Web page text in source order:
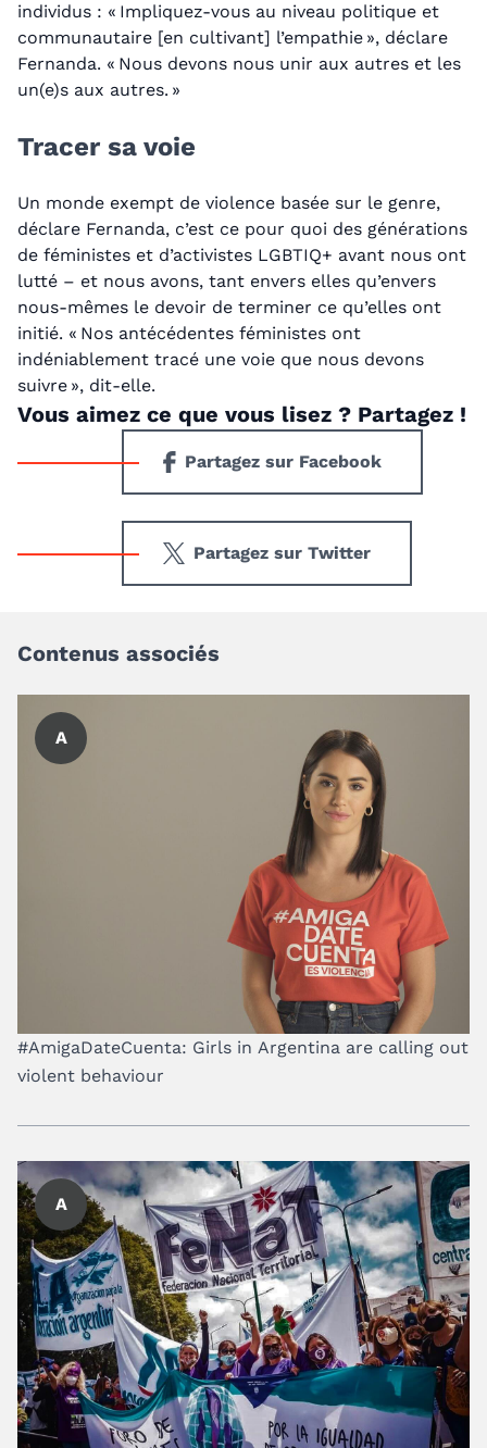
individus : « Impliquez-vous au niveau politique et
communautaire [en cultivant] l’empathie », déclare
Fernanda. « Nous devons nous unir aux autres et les
un(e)s aux autres. »
Tracer sa voie
Un monde exempt de violence basée sur le genre,
déclare Fernanda, c’est ce pour quoi des générations
de féministes et d’activistes LGBTIQ+ avant nous ont
lutté – et nous avons, tant envers elles qu’envers
nous-mêmes le devoir de terminer ce qu’elles ont
initié. « Nos antécédentes féministes ont
indéniablement tracé une voie que nous devons
suivre », dit-elle.
Vous aimez ce que vous lisez ? Partagez !
Partagez sur Facebook
Partagez sur Twitter
Contenus associés
A
#AmigaDateCuenta: Girls in Argentina are calling out
violent behaviour
A